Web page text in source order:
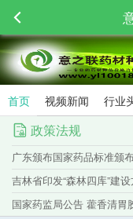
首页 视频新闻 行业
政策法规